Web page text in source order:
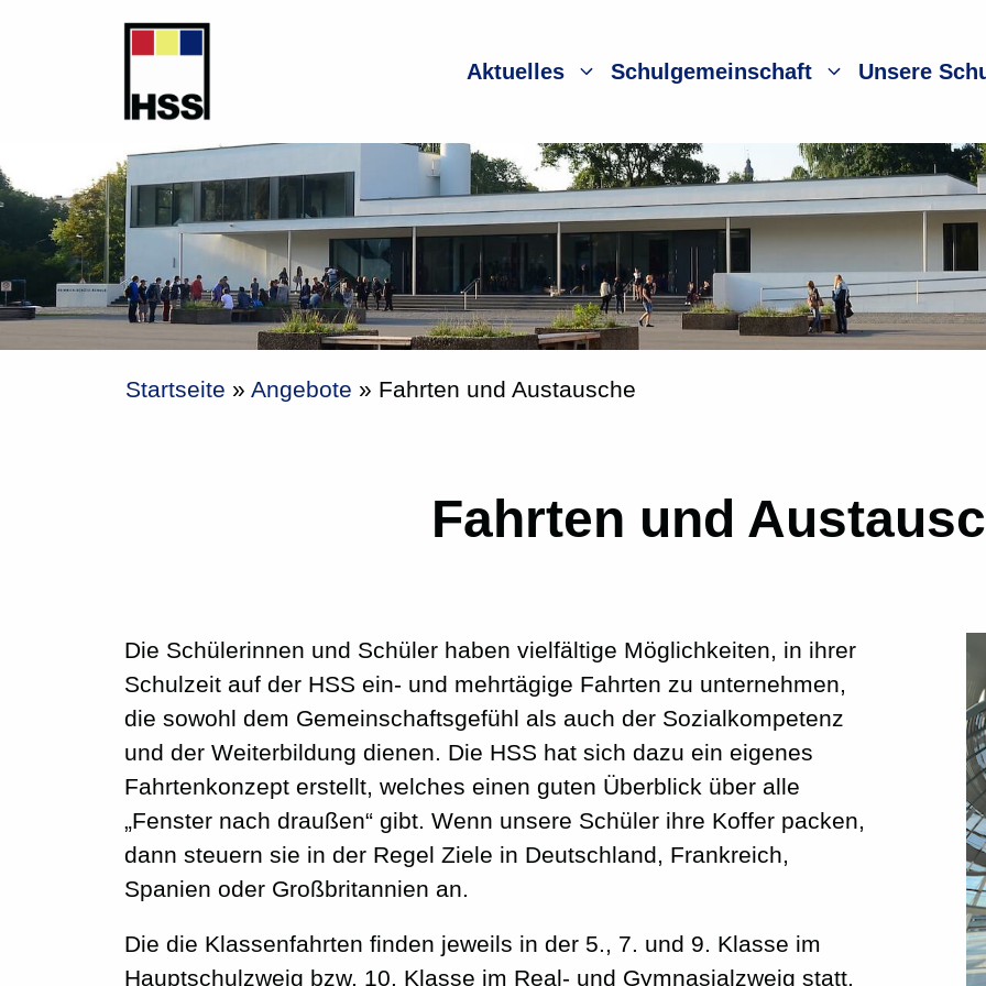
Aktuelles Schulgemeinschaft Unsere
Startseite » Angebote » Fahrten und Austausche
Fahrten und
Die Schülerinnen und Schüler haben vielfältige Möglichkeiten, in ihrer
Schulzeit auf der HSS ein- und mehrtägige Fahrten zu unternehmen,
die sowohl dem Gemeinschaftsgefühl als auch der Sozialkompetenz
und der Weiterbildung dienen. Die HSS hat sich dazu ein eigenes
Fahrtenkonzept erstellt, welches einen guten Überblick über alle
„Fenster nach draußen“ gibt. Wenn unsere Schüler ihre Koffer packen,
dann steuern sie in der Regel Ziele in Deutschland, Frankreich,
Spanien oder Großbritannien an.
Die die Klassenfahrten finden jeweils in der 5., 7. und 9. Klasse im
Hauptschulzweig bzw. 10. Klasse im Real- und Gymnasialzweig statt.